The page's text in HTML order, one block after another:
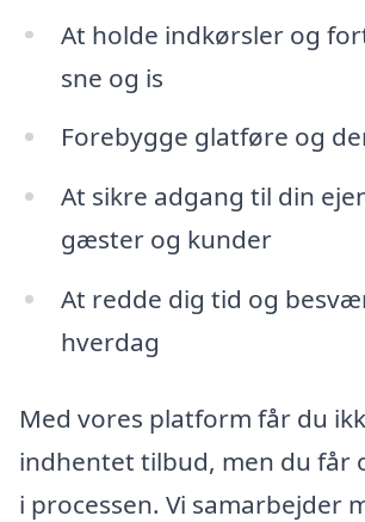
At holde indkørsler og
sne og is
Forebygge glatføre og
At sikre adgang til din
gæster og kunder
At redde dig tid og
hverdag
Med vores platform får du
indhentet tilbud, men du får
i processen. Vi samarbejder